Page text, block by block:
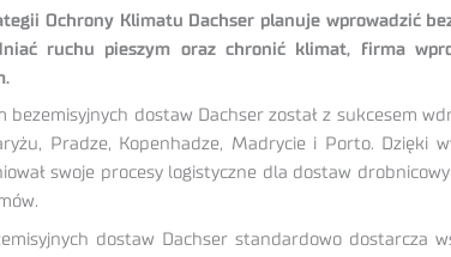
Ochrony Klimatu Dachser planuje wprowadzić
ruchu pieszym oraz chronić klimat, firma
bezemisyjnych dostaw Dachser został z sukcesem
Pradze, Kopenhadze, Madrycie i Porto. Dzięki
swoje procesy logistyczne dla dostaw
dostaw Dachser standardowo dostarcza